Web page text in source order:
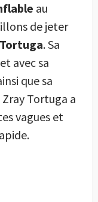
au
de jeter
. Sa
avec sa
que sa
Tortuga a
vagues et